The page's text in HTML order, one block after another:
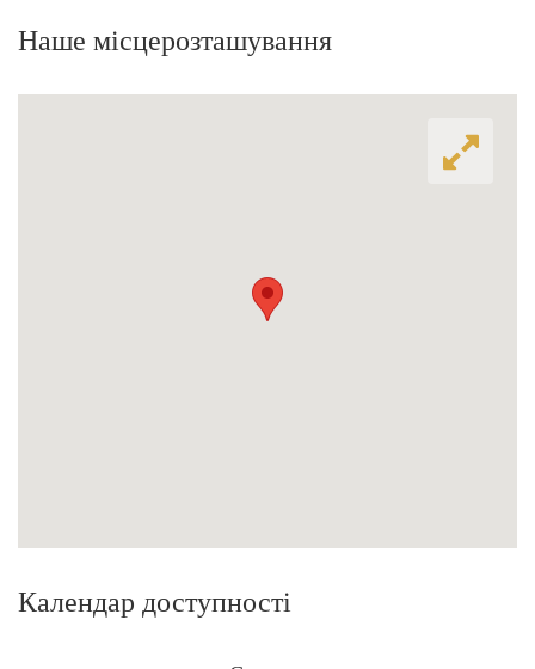
Наше місцерозташування
Календар доступності